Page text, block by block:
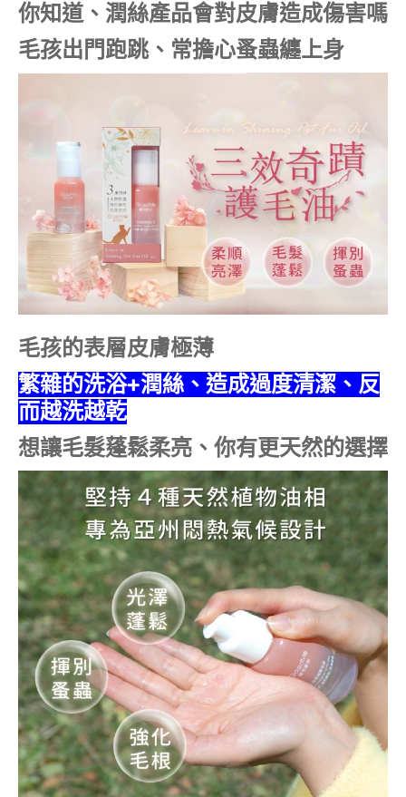
你知道、潤絲產品會對皮膚造成傷害嗎
毛孩出門跑跳、常擔心蚤蟲纏上身
毛孩的表層皮膚極薄
繁雜的洗浴+潤絲、造成過度清潔、反
而越洗越乾
想讓毛髮蓬鬆柔亮、你有更天然的選擇